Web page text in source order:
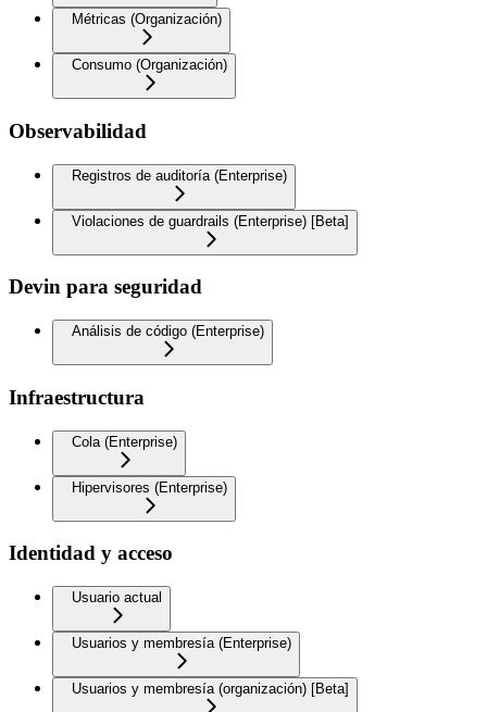
Métricas (Organización)
Consumo (Organización)
Observabilidad
Registros de auditoría (Enterprise)
Violaciones de guardrails (Enterprise) [Beta]
Devin para seguridad
Análisis de código (Enterprise)
Infraestructura
Cola (Enterprise)
Hipervisores (Enterprise)
Identidad y acceso
Usuario actual
Usuarios y membresía (Enterprise)
Usuarios y membresía (organización) [Beta]